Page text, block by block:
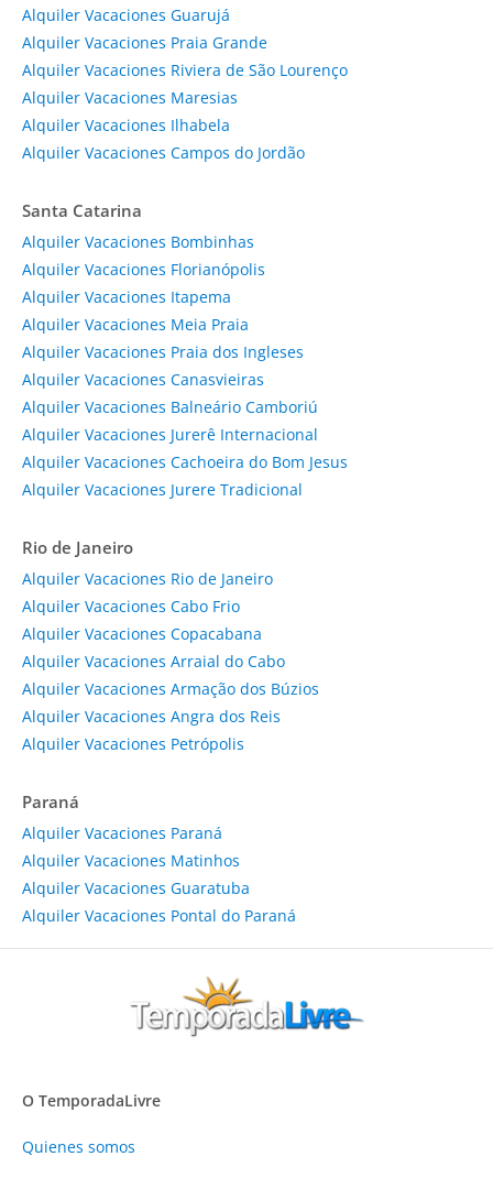
Alquiler Vacaciones Guarujá
Alquiler Vacaciones Praia Grande
Alquiler Vacaciones Riviera de São Lourenço
Alquiler Vacaciones Maresias
Alquiler Vacaciones Ilhabela
Alquiler Vacaciones Campos do Jordão
Santa Catarina
Alquiler Vacaciones Bombinhas
Alquiler Vacaciones Florianópolis
Alquiler Vacaciones Itapema
Alquiler Vacaciones Meia Praia
Alquiler Vacaciones Praia dos Ingleses
Alquiler Vacaciones Canasvieiras
Alquiler Vacaciones Balneário Camboriú
Alquiler Vacaciones Jurerê Internacional
Alquiler Vacaciones Cachoeira do Bom Jesus
Alquiler Vacaciones Jurere Tradicional
Rio de Janeiro
Alquiler Vacaciones Rio de Janeiro
Alquiler Vacaciones Cabo Frio
Alquiler Vacaciones Copacabana
Alquiler Vacaciones Arraial do Cabo
Alquiler Vacaciones Armação dos Búzios
Alquiler Vacaciones Angra dos Reis
Alquiler Vacaciones Petrópolis
Paraná
Alquiler Vacaciones Paraná
Alquiler Vacaciones Matinhos
Alquiler Vacaciones Guaratuba
Alquiler Vacaciones Pontal do Paraná
O TemporadaLivre
Quienes somos